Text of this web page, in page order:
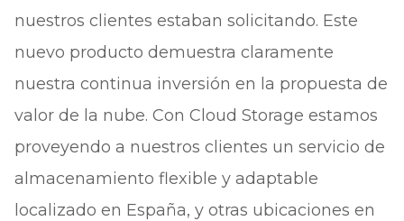
nuestros clientes estaban solicitando. Este
nuevo producto demuestra claramente
nuestra continua inversión en la propuesta de
valor de la nube. Con Cloud Storage estamos
proveyendo a nuestros clientes un servicio de
almacenamiento flexible y adaptable
localizado en España, y otras ubicaciones en